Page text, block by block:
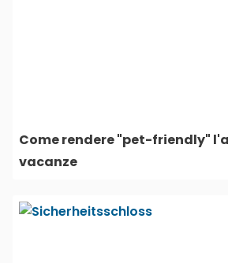
Come rendere "pet-friendly"
vacanze